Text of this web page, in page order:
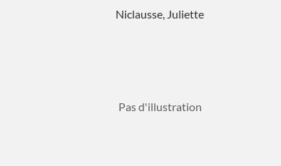
Niclausse, Juliette
Pas d'illustration